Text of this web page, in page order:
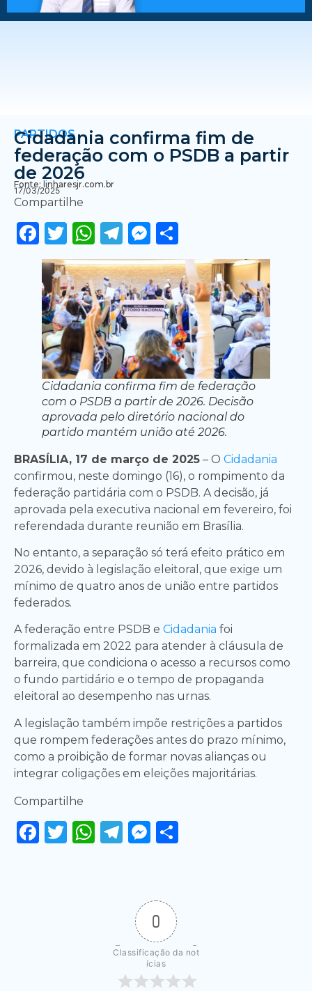
PARTIDOS
Cidadania confirma fim de
federação com o PSDB a partir
de 2026
Fonte: linharesjr.com.br
17/03/2025
Compartilhe
Facebook
Twitter
WhatsApp
Telegram
Messenger
Cidadania confirma fim de federação
com o PSDB a partir de 2026. Decisão
aprovada pelo diretório nacional do
partido mantém união até 2026.
BRASÍLIA, 17 de março de 2025 – O Cidadania
confirmou, neste domingo (16), o rompimento da
federação partidária com o PSDB. A decisão, já
aprovada pela executiva nacional em fevereiro, foi
referendada durante reunião em Brasília.
No entanto, a separação só terá efeito prático em
2026, devido à legislação eleitoral, que exige um
mínimo de quatro anos de união entre partidos
federados.
A federação entre PSDB e Cidadania foi
formalizada em 2022 para atender à cláusula de
barreira, que condiciona o acesso a recursos como
o fundo partidário e o tempo de propaganda
eleitoral ao desempenho nas urnas.
A legislação também impõe restrições a partidos
que rompem federações antes do prazo mínimo,
como a proibição de formar novas alianças ou
integrar coligações em eleições majoritárias.
Compartilhe
Facebook
Twitter
WhatsApp
Telegram
Messenger
0
Classificação da not
ícias